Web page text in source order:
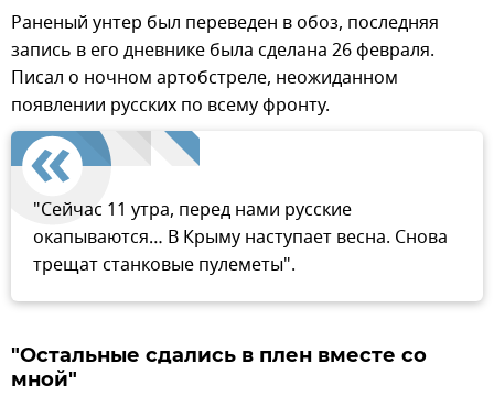
Раненый унтер был переведен в обоз, последняя
запись в его дневнике была сделана 26 февраля.
Писал о ночном артобстреле, неожиданном
появлении русских по всему фронту.
"Сейчас 11 утра, перед нами русские
окапываются… В Крыму наступает весна. Снова
трещат станковые пулеметы".
"Остальные сдались в плен вместе со
мной"